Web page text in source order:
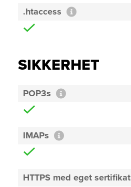
.htaccess
SIKKERHET
POP3s
IMAPs
HTTPS med eget sertifikat